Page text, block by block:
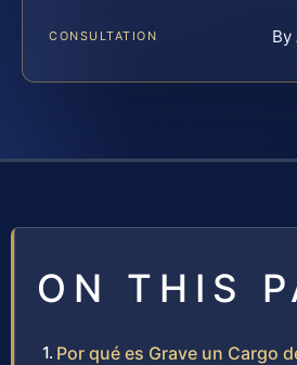
CONSULTATION
ON THIS
Por qué es Grave un Cargo